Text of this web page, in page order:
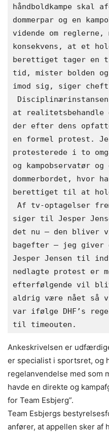
håndboldkampe skal
dommerpar og en
vidende om
konsekvens, at et
berettiget tager en
tid, mister bolden
imod sig, siger
at realitetsbehandle
der efter dens
en formel protest.
protesterede i to
og kampobservatør
dommerbordet, hvor
berettiget til at
siger til Jesper
det nu – den
bagefter – jeg
Jesper Jensen til
nedlagte protest er
efterfølgende vil
aldrig være nået så
var ifølge DHF’s
til timeouten.
Ankeskrivelsen er
er specialist i sportsret, og
regelanvendelse med som
havde en direkte og
for Team Esbjerg”.
Team Esbjergs
anfører, at appellen sker af